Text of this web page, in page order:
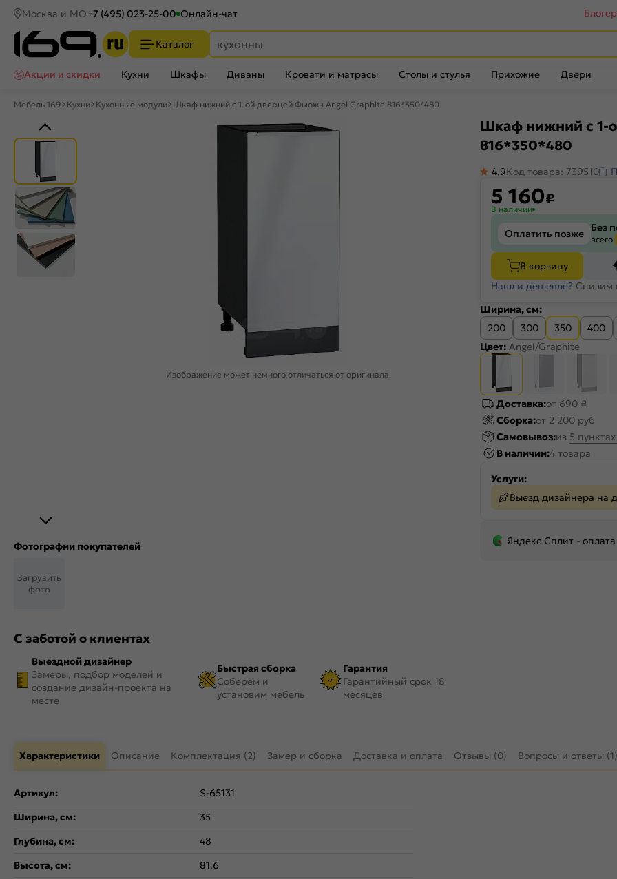
Москва и МО+7 (495) 023-25-00 Онлайн-чат
Каталог
Акции и скидки
Кухни Шкафы Диваны Кровати и матрасы Столы и стулья Прихожие Двери
Мебель 169 Кухни Кухонные модули Шкаф нижний с 1-ой дверцей Фьюжн Angel Graphite 816*350*480
Изображение может немного отличаться от оригинала.
Фотографии покупателей
Загрузить
фото
С заботой о клиентах
Выездной дизайнер
Замеры, подбор моделей и
создание дизайн-проекта на
месте
Быстрая сборка
Соберём и
установим мебель
Гарантия
Гарантийный срок 18
месяцев
Шкаф нижний с 1-
816*350*480
4,9Код товара: 739510
5 160₽
В наличии
Оплатить позже Без
всего
В корзину
Нашли дешевле? Снизим
Ширина, см:
200
300 350 400
Цвет: Angel/Graphite
Доставка:от 690 ₽
Сборка:от 2 200 руб
Самовывоз:из 5
В наличии:4 товара
Услуги:
Выезд дизайнера на
Яндекс Сплит -
Характеристики Описание Комплектация (2) Замер и сборка Доставка и оплата Отзывы (0) Вопросы и ответы (1)
Артикул:
S-65131
Ширина, см:
35
Глубина, см:
48
Высота, см:
81.6